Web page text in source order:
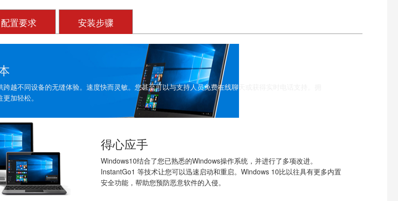
配置要求 安装步骤
越不同设备的无缝体验。速度快而灵敏。您甚至可以与支持人员免费在线聊天或获得实时电话支持。拥
加轻松。
得心应手
Windows10结合了您已熟悉的Windows操作系统，并进行了多项改进。
InstantGo1 等技术让您可以迅速启动和重启。Windows 10比以往具有更多内置
安全功能，帮助您预防恶意软件的入侵。